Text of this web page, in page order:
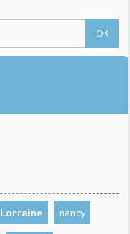
Lorraine nancy